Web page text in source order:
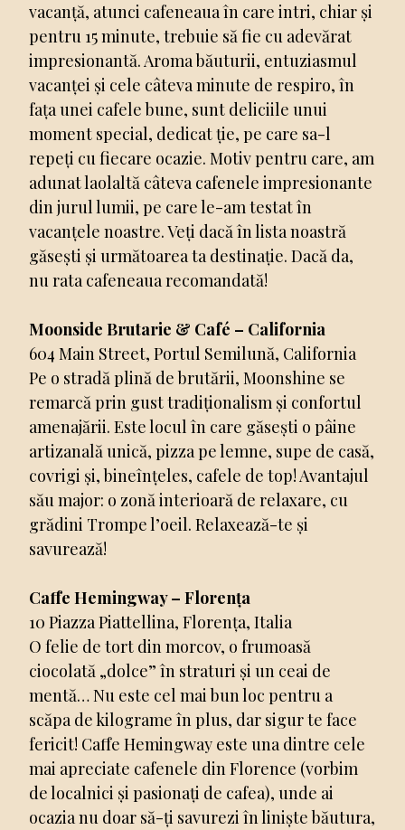
vacanță, atunci cafeneaua în care intri, chiar și
pentru 15 minute, trebuie să fie cu adevărat
impresionantă. Aroma băuturii, entuziasmul
vacanței și cele câteva minute de respiro, în
fața unei cafele bune, sunt deliciile unui
moment special, dedicat ție, pe care sa-l
repeți cu fiecare ocazie. Motiv pentru care, am
adunat laolaltă câteva cafenele impresionante
din jurul lumii, pe care le-am testat în
vacanțele noastre. Veți dacă în lista noastră
găsești și următoarea ta destinație. Dacă da,
nu rata cafeneaua recomandată!
Moonside Brutarie & Café – California
604 Main Street, Portul Semilună, California
Pe o stradă plină de brutării, Moonshine se
remarcă prin gust tradiționalism și confortul
amenajării. Este locul în care găsești o pâine
artizanală unică, pizza pe lemne, supe de casă,
covrigi și, bineînțeles, cafele de top! Avantajul
său major: o zonă interioară de relaxare, cu
grădini Trompe l’oeil. Relaxează-te și
savurează!
Caffe Hemingway – Florența
10 Piazza Piattellina, Florența, Italia
O felie de tort din morcov, o frumoasă
ciocolată „dolce” în straturi și un ceai de
mentă… Nu este cel mai bun loc pentru a
scăpa de kilograme în plus, dar sigur te face
fericit! Caffe Hemingway este una dintre cele
mai apreciate cafenele din Florence (vorbim
de localnici și pasionați de cafea), unde ai
ocazia nu doar să-ți savurezi în liniște băutura,